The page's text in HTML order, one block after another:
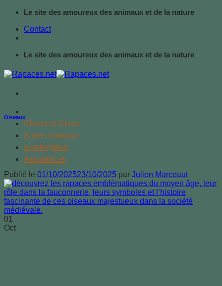
Passer
contenu
Le site des amoureux des animaux et de la nature
Contact
Le site des amoureux des animaux et de la nature
Chiens & Chats
Autres animaux
Alimentation
Assurances
Oiseaux
Les rapaces emblématiques du
Moyen Âge
Publié le 01/10/202523/10/2025 par Julien Marceaut
01
Oct